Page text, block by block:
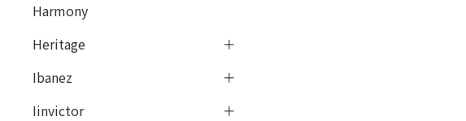
Harmony
Heritage
Ibanez
Iinvictor